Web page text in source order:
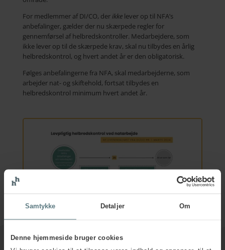
Samtykke Detaljer Om
Denne hjemmeside bruger cookies
For medlemmer af DI/CO, derikkelever op til NFA’s
anbefalinger, gælder der nu skærpede regler for
gennemførsel af helbredskontroller. Medarbejdere, som
ikke lever op til de skærpede krav, skal nu tilbydes en årlig
helbredskontrol, og hvert andet år er den obligatorisk.
Følges anbefalingerne fra NFA, skal medarbejderne, som
arbejder nat- og skiftehold, fortsat tilbydes en
helbredskontrol minimum hvert andet år.